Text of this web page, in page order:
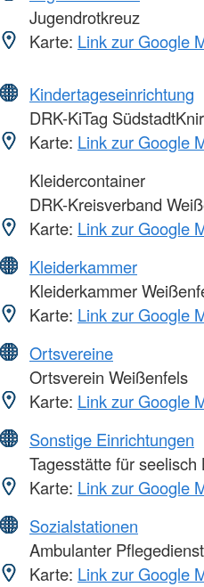
Jugendrotkreuz
Karte: Link zur Google
Kindertageseinrichtung
DRK-KiTag
Karte: Link zur Google
Kleidercontainer
DRK-Kreisverband
Karte: Link zur Google
Kleiderkammer
Kleiderkammer
Karte: Link zur Google
Ortsvereine
Ortsverein Weißenfels
Karte: Link zur Google
Sonstige Einrichtungen
Tagesstätte für seelisch
Karte: Link zur Google
Sozialstationen
Ambulanter Pflegedienst
Karte: Link zur Google